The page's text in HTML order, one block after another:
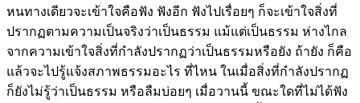
หนทางเดียวจะเข้าใจคือฟัง ฟังอีก ฟังไปเรื่อยๆ ก็จะเข้าใจสิ่งที่
ปรากฏตามความเป็นจริงว่าเป็นธรรม แม้แต่เป็นธรรม ห่างไกล
จากความเข้าใจสิ่งที่กำลังปรากฏว่าเป็นธรรมหรือยัง ถ้ายัง ก็คือ
แล้วจะไปรู้แจ้งสภาพธรรมอะไร ที่ไหน ในเมื่อสิ่งที่กำลังปรากฏ
ก็ยังไม่รู้ว่าเป็นธรรม หรือลืมบ่อยๆ เมื่อวานนี้ ขณะใดที่ไม่ได้ฟัง